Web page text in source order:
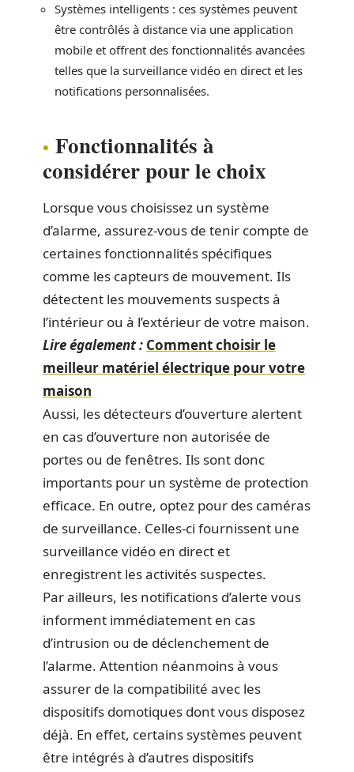
Systèmes intelligents : ces systèmes peuvent
être contrôlés à distance via une application
mobile et offrent des fonctionnalités avancées
telles que la surveillance vidéo en direct et les
notifications personnalisées.
Fonctionnalités à
considérer pour le choix
Lorsque vous choisissez un système
d’alarme, assurez-vous de tenir compte de
certaines fonctionnalités spécifiques
comme les capteurs de mouvement. Ils
détectent les mouvements suspects à
l’intérieur ou à l’extérieur de votre maison.
Lire également : Comment choisir le
meilleur matériel électrique pour votre
maison
Aussi, les détecteurs d’ouverture alertent
en cas d’ouverture non autorisée de
portes ou de fenêtres. Ils sont donc
importants pour un système de protection
efficace. En outre, optez pour des caméras
de surveillance. Celles-ci fournissent une
surveillance vidéo en direct et
enregistrent les activités suspectes.
Par ailleurs, les notifications d’alerte vous
informent immédiatement en cas
d’intrusion ou de déclenchement de
l’alarme. Attention néanmoins à vous
assurer de la compatibilité avec les
dispositifs domotiques dont vous disposez
déjà. En effet, certains systèmes peuvent
être intégrés à d’autres dispositifs